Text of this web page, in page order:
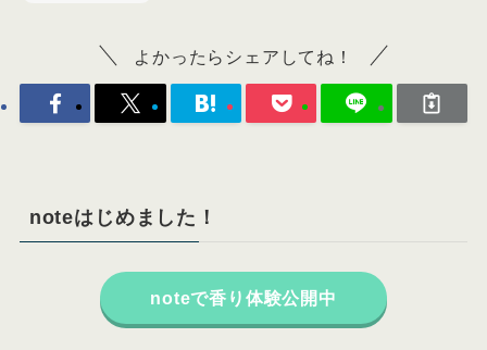
よかったらシェアしてね！
noteはじめました！
noteで香り体験公開中